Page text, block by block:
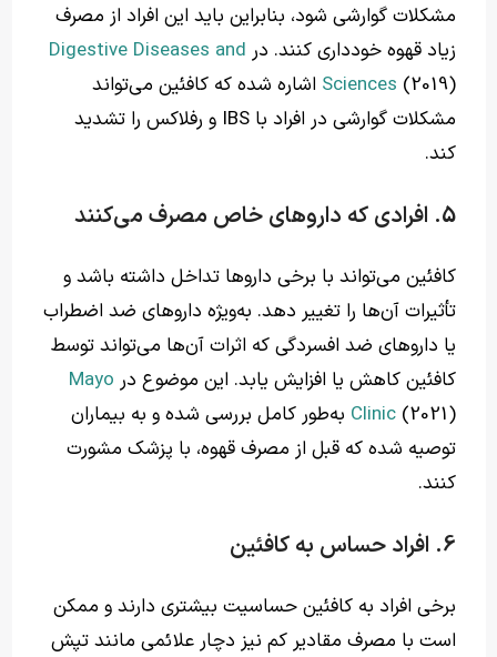
مشکلات گوارشی شود، بنابراین باید این افراد از مصرف
زیاد قهوه خودداری کنند. در Digestive Diseases and
Sciences (2019) اشاره شده که کافئین می‌تواند
مشکلات گوارشی در افراد با IBS و رفلاکس را تشدید
کند.
5. افرادی که داروهای خاص مصرف می‌کنند
کافئین می‌تواند با برخی داروها تداخل داشته باشد و
تأثیرات آن‌ها را تغییر دهد. به‌ویژه داروهای ضد اضطراب
یا داروهای ضد افسردگی که اثرات آن‌ها می‌تواند توسط
کافئین کاهش یا افزایش یابد. این موضوع در Mayo
Clinic (2021) به‌طور کامل بررسی شده و به بیماران
توصیه شده که قبل از مصرف قهوه، با پزشک مشورت
کنند.
6. افراد حساس به کافئین
برخی افراد به کافئین حساسیت بیشتری دارند و ممکن
است با مصرف مقادیر کم نیز دچار علائمی مانند تپش